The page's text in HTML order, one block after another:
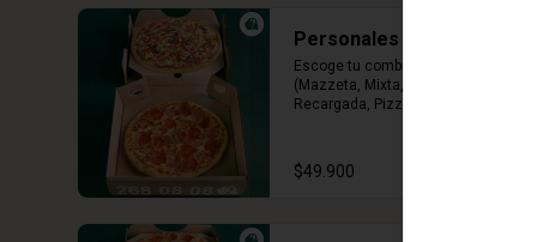
Personales Premium
Escoge tu combinación perfecta
(Mazzeta, Mixta, Hawaiana
Recargada, Pizza Fuego, Carnes,
$49.900